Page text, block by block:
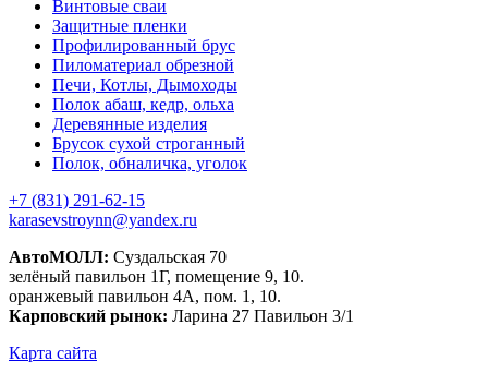
Винтовые сваи
Защитные пленки
Профилированный брус
Пиломатериал обрезной
Печи, Котлы, Дымоходы
Полок абаш, кедр, ольха
Деревянные изделия
Брусок сухой строганный
Полок, обналичка, уголок
+7 (831) 291-62-15
karasevstroynn@yandex.ru
АвтоМОЛЛ: Суздальская 70
зелёный павильон 1Г, помещение 9, 10.
оранжевый павильон 4А, пом. 1, 10.
Карповский рынок: Ларина 27 Павильон 3/1
Карта сайта